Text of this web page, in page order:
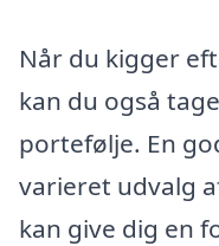
Når du kigger
kan du også
portefølje. En
varieret udvalg
kan give dig en